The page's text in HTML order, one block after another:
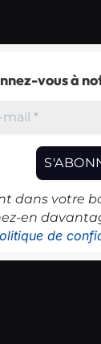
vous à
dans votre
en
de